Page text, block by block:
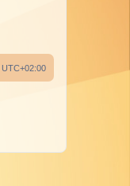
UTC+02:00